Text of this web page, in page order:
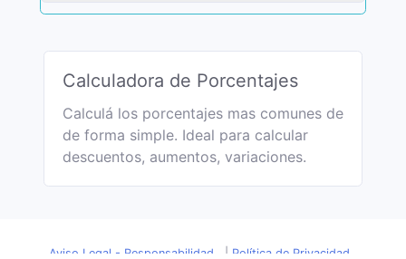
Calculadora de Porcentajes
Calculá los porcentajes mas comunes de
de forma simple. Ideal para calcular
descuentos, aumentos, variaciones.
Aviso Legal - Responsabilidad | Política de Privacidad